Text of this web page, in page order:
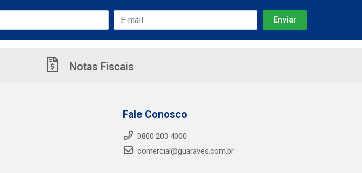
Notas Fiscais
Fale Conosco
0800 203 4000
comercial@guaraves.com.br